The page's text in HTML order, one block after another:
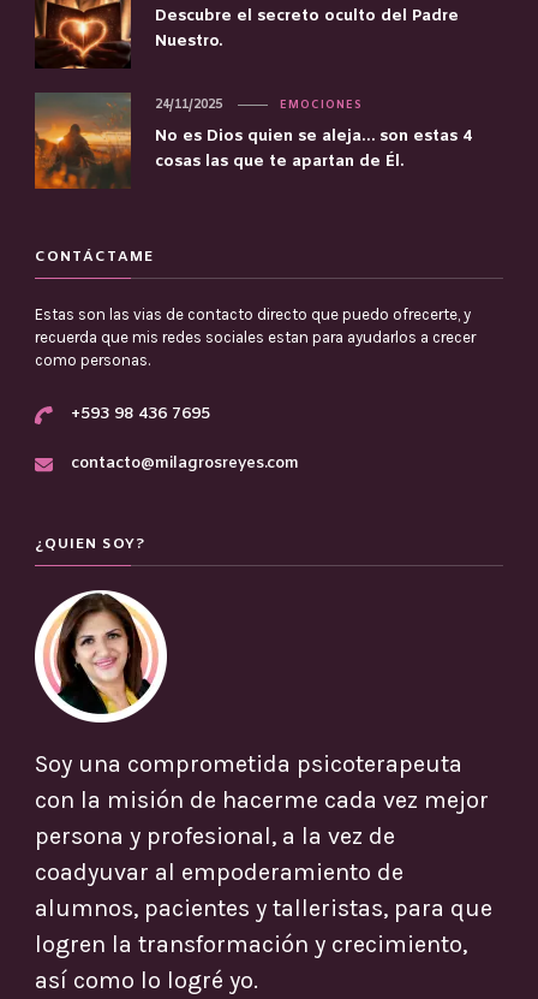
Descubre el secreto oculto del Padre
Nuestro.
EMOCIONES
No es Dios quien se aleja… son estas 4
cosas las que te apartan de Él.
24/11/2025
CONTÁCTAME
Estas son las vias de contacto directo que puedo ofrecerte, y
recuerda que mis redes sociales estan para ayudarlos a crecer
como personas.
+593 98 436 7695
contacto@milagrosreyes.com
¿QUIEN SOY?
Soy una comprometida psicoterapeuta
con la misión de hacerme cada vez mejor
persona y profesional, a la vez de
coadyuvar al empoderamiento de
alumnos, pacientes y talleristas, para que
logren la transformación y crecimiento,
así como lo logré yo.